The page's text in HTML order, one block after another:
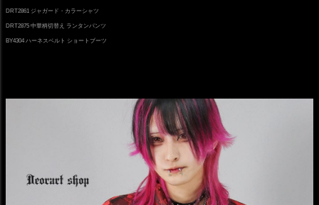
DRT2861 ジャガード・カラーシャツ
DRT2875 中華柄切替え ランタンパンツ
BY4304 ハーネスベルト ショートブーツ